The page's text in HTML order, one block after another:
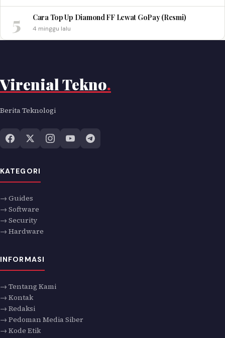
5 Cara Top Up Diamond FF Lewat GoPay (Resmi)
4 minggu lalu
Virenial Tekno.
Berita Teknologi
KATEGORI
→ Guides
→ Software
→ Security
→ Hardware
INFORMASI
→ Tentang Kami
→ Kontak
→ Redaksi
→ Pedoman Media Siber
→ Kode Etik